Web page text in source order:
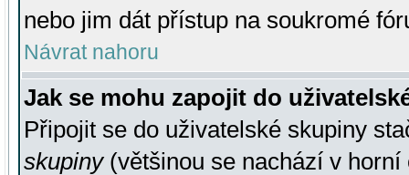
nebo jim dát přístup na soukromé
Návrat nahoru
Jak se mohu zapojit do
Připojit se do uživatelské skupiny
skupiny(většinou se nachází v horní